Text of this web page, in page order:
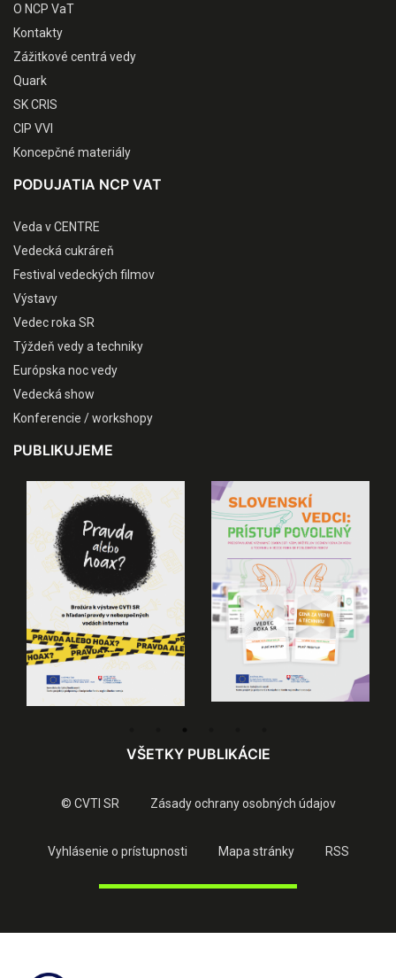
O NCP VaT
Kontakty
Zážitkové centrá vedy
Quark
SK CRIS
CIP VVI
Koncepčné materiály
PODUJATIA NCP VAT
Veda v CENTRE
Vedecká cukráreň
Festival vedeckých filmov
Výstavy
Vedec roka SR
Týždeň vedy a techniky
Európska noc vedy
Vedecká show
Konferencie / workshopy
PUBLIKUJEME
VŠETKY PUBLIKÁCIE
© CVTI SR Zásady ochrany osobných údajov
Vyhlásenie o prístupnosti Mapa stránky RSS